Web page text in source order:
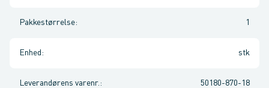
Pakkestørrelse: 1
Enhed : stk
Leverandørens varenr. : 50180-870-18